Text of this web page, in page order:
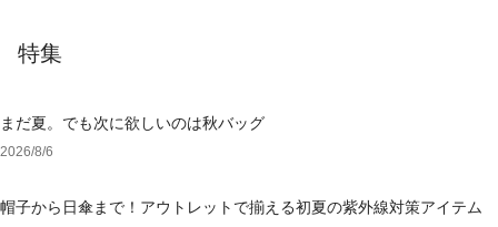
特集
まだ夏。でも次に欲しいのは秋バッグ
2026/8/6
帽子から日傘まで！アウトレットで揃える初夏の紫外線対策アイテム